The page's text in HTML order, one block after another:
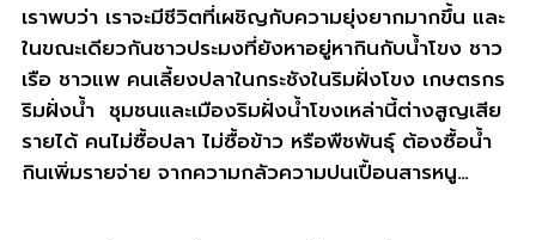
เราพบว่า เราจะมีชีวิตที่เผชิญกับความยุ่งยากมากขึ้น และ
ในขณะเดียวกันชาวประมงที่ยังหาอยู่หากินกับน้ำโขง ชาว
เรือ ชาวแพ คนเลี้ยงปลาในกระชังในริมฝั่งโขง เกษตรกร
ริมฝั่งน้ำ ชุมชนและเมืองริมฝั่งน้ำโขงเหล่านี้ต่างสูญเสีย
รายได้ คนไม่ซื้อปลา ไม่ซื้อข้าว หรือพืชพันธุ์ ต้องซื้อน้ำ
กินเพิ่มรายจ่าย จากความกลัวความปนเปื้อนสารหนู…